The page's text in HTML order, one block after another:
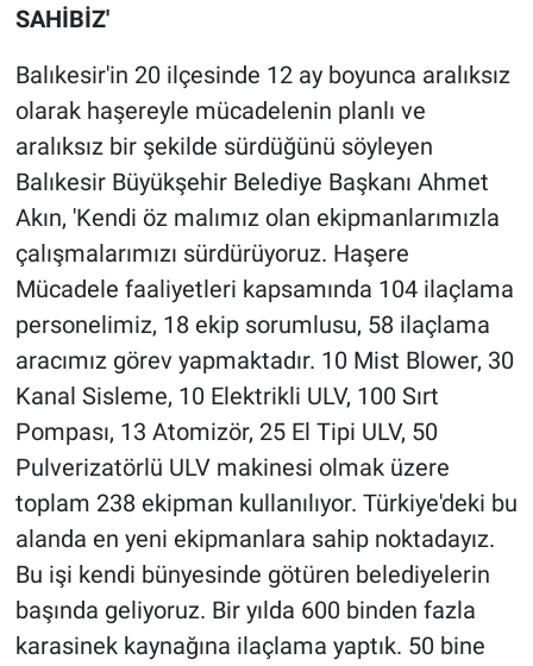
SAHİBİZ'
Balıkesir'in 20 ilçesinde 12 ay boyunca aralıksız
olarak haşereyle mücadelenin planlı ve
aralıksız bir şekilde sürdüğünü söyleyen
Balıkesir Büyükşehir Belediye Başkanı Ahmet
Akın, 'Kendi öz malımız olan ekipmanlarımızla
çalışmalarımızı sürdürüyoruz. Haşere
Mücadele faaliyetleri kapsamında 104 ilaçlama
personelimiz, 18 ekip sorumlusu, 58 ilaçlama
aracımız görev yapmaktadır. 10 Mist Blower, 30
Kanal Sisleme, 10 Elektrikli ULV, 100 Sırt
Pompası, 13 Atomizör, 25 El Tipi ULV, 50
Pulverizatörlü ULV makinesi olmak üzere
toplam 238 ekipman kullanılıyor. Türkiye'deki bu
alanda en yeni ekipmanlara sahip noktadayız.
Bu işi kendi bünyesinde götüren belediyelerin
başında geliyoruz. Bir yılda 600 binden fazla
karasinek kaynağına ilaçlama yaptık. 50 bine